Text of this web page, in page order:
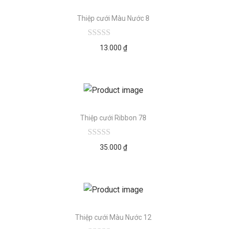
Thiệp cưới Màu Nước 8
13.000 ₫
Thiệp cưới Ribbon 78
35.000 ₫
Thiệp cưới Màu Nước 12